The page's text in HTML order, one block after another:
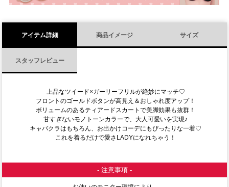
アイテム詳細 商品イメージ サイズ
スタッフレビュー
上品なツイード×ガーリーフリルが絶妙にマッチ♡
フロントのゴールドボタンが高見え＆おしゃれ度アップ！
ボリュームのあるティアードスカートで美脚効果も抜群！
甘すぎないモノトーンカラーで、大人可愛いを実現♪
キャバクラはもちろん、お出かけコーデにもぴったりな一着♡
これを着るだけで愛さLADYになれちゃう！
- 注意事項 -